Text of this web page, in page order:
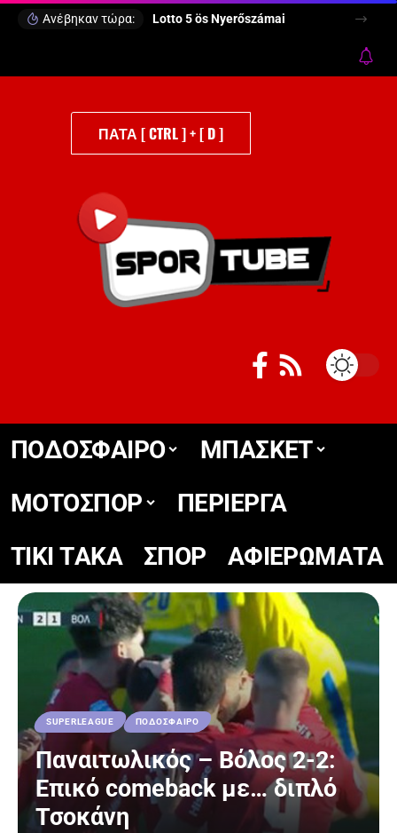
Ανέβηκαν τώρα: Lotto 5 ös Nyerőszámai
ΠΑΤΑ [ CTRL ] + [ D ]
ΠΟΔΟΣΦΑΙΡΟ
ΜΠΑΣΚΕΤ
ΜΟΤΟΣΠΟΡ
ΠΕΡΙΕΡΓΑ
TIKΙ TΑΚΑ
ΣΠΟΡ ΑΦΙΕΡΩΜΑΤΑ
SUPERLEAGUE ΠΟΔΟΣΦΑΙΡΟ
Παναιτωλικός – Βόλος 2-2:
Επικό comeback με… διπλό
Τσοκάνη